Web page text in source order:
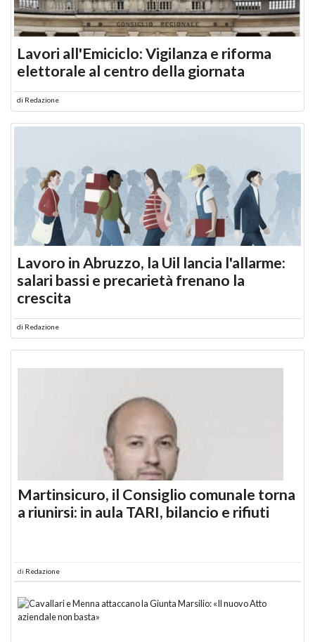
Lavori all'Emiciclo: Vigilanza e riforma
elettorale al centro della giornata
di Redazione
Lavoro in Abruzzo, la Uil lancia l'allarme:
salari bassi e precarietà frenano la
crescita
di Redazione
Martinsicuro, il Consiglio comunale torna
a riunirsi: in aula TARI, bilancio e rifiuti
di Redazione